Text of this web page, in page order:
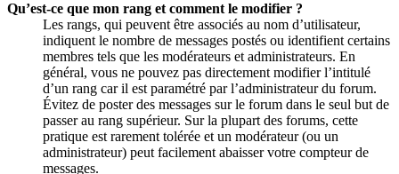
Qu’est-ce que mon rang et comment le modifier ?
Les rangs, qui peuvent être associés au nom d’utilisateur,
indiquent le nombre de messages postés ou identifient certains
membres tels que les modérateurs et administrateurs. En
général, vous ne pouvez pas directement modifier l’intitulé
d’un rang car il est paramétré par l’administrateur du forum.
Évitez de poster des messages sur le forum dans le seul but de
passer au rang supérieur. Sur la plupart des forums, cette
pratique est rarement tolérée et un modérateur (ou un
administrateur) peut facilement abaisser votre compteur de
messages.